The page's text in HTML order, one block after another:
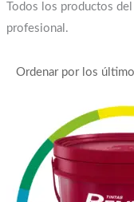
Todos los productos
profesional.